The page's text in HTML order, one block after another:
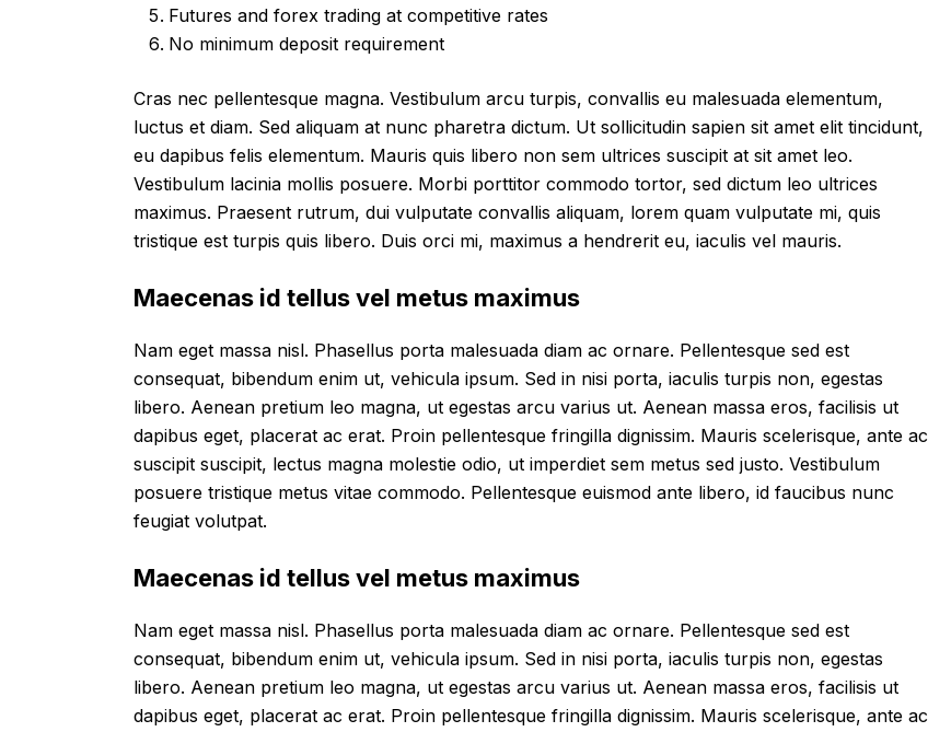
Futures and forex trading at competitive rates
No minimum deposit requirement
Cras nec pellentesque magna. Vestibulum arcu turpis, convallis eu malesuada elementum,
luctus et diam. Sed aliquam at nunc pharetra dictum. Ut sollicitudin sapien sit amet elit tincidunt,
eu dapibus felis elementum. Mauris quis libero non sem ultrices suscipit at sit amet leo.
Vestibulum lacinia mollis posuere. Morbi porttitor commodo tortor, sed dictum leo ultrices
maximus. Praesent rutrum, dui vulputate convallis aliquam, lorem quam vulputate mi, quis
tristique est turpis quis libero. Duis orci mi, maximus a hendrerit eu, iaculis vel mauris.
Maecenas id tellus vel metus maximus
Nam eget massa nisl. Phasellus porta malesuada diam ac ornare. Pellentesque sed est
consequat, bibendum enim ut, vehicula ipsum. Sed in nisi porta, iaculis turpis non, egestas
libero. Aenean pretium leo magna, ut egestas arcu varius ut. Aenean massa eros, facilisis ut
dapibus eget, placerat ac erat. Proin pellentesque fringilla dignissim. Mauris scelerisque, ante ac
suscipit suscipit, lectus magna molestie odio, ut imperdiet sem metus sed justo. Vestibulum
posuere tristique metus vitae commodo. Pellentesque euismod ante libero, id faucibus nunc
feugiat volutpat.
Maecenas id tellus vel metus maximus
Nam eget massa nisl. Phasellus porta malesuada diam ac ornare. Pellentesque sed est
consequat, bibendum enim ut, vehicula ipsum. Sed in nisi porta, iaculis turpis non, egestas
libero. Aenean pretium leo magna, ut egestas arcu varius ut. Aenean massa eros, facilisis ut
dapibus eget, placerat ac erat. Proin pellentesque fringilla dignissim. Mauris scelerisque, ante ac